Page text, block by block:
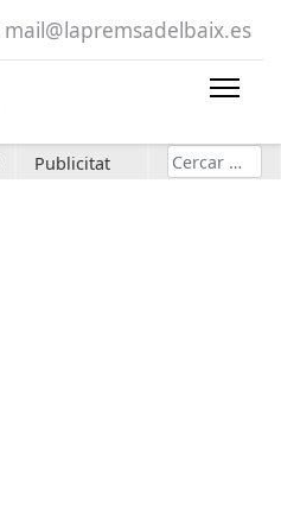
mail@lapremsadelbaix.es
Publicitat Cerca